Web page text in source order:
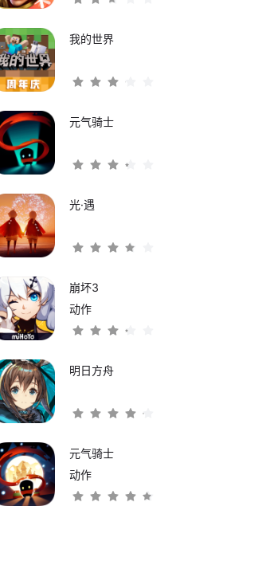
我的世界
元气骑士
光·遇
崩坏3
动作
明日方舟
元气骑士
动作